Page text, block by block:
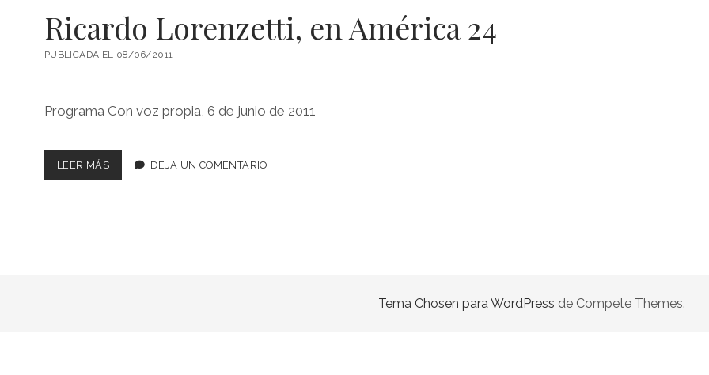
Ricardo Lorenzetti, en América 24
PUBLICADA EL 08/06/2011
Programa Con voz propia, 6 de junio de 2011
LEER MÁSRICARDO
LORENZETTI,
DEJA UN COMENTARIO
Tema Chosen para WordPress de Compete Themes.